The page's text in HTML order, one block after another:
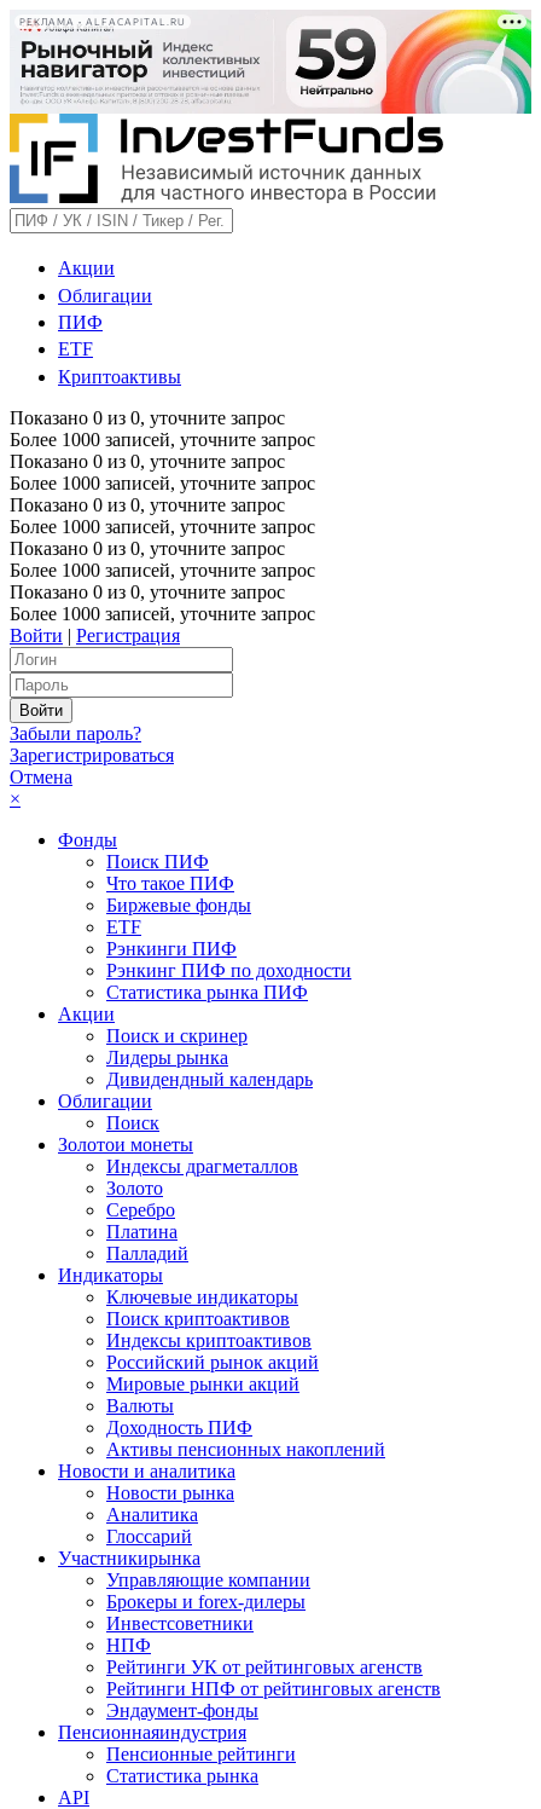
РЕКЛАМА • ALFACAPITAL.RU
Акции
Облигации
ПИФ
ETF
Криптоактивы
Показано 0 из 0, уточните запрос
Более 1000 записей, уточните запрос
Показано 0 из 0, уточните запрос
Более 1000 записей, уточните запрос
Показано 0 из 0, уточните запрос
Более 1000 записей, уточните запрос
Показано 0 из 0, уточните запрос
Более 1000 записей, уточните запрос
Показано 0 из 0, уточните запрос
Более 1000 записей, уточните запрос
Войти | Регистрация
Забыли пароль?
Зарегистрироваться
Отмена
×
Фонды
Поиск ПИФ
Что такое ПИФ
Биржевые фонды
ETF
Рэнкинги ПИФ
Рэнкинг ПИФ по доходности
Статистика рынка ПИФ
Акции
Поиск и скринер
Лидеры рынка
Дивидендный календарь
Облигации
Поиск
Золотои монеты
Индексы драгметаллов
Золото
Серебро
Платина
Палладий
Индикаторы
Ключевые индикаторы
Поиск криптоактивов
Индексы криптоактивов
Российский рынок акций
Мировые рынки акций
Валюты
Доходность ПИФ
Активы пенсионных накоплений
Новости и аналитика
Новости рынка
Аналитика
Глоссарий
Участникирынка
Управляющие компании
Брокеры и forex-дилеры
Инвестсоветники
НПФ
Рейтинги УК от рейтинговых агенств
Рейтинги НПФ от рейтинговых агенств
Эндаумент-фонды
Пенсионнаяиндустрия
Пенсионные рейтинги
Статистика рынка
API